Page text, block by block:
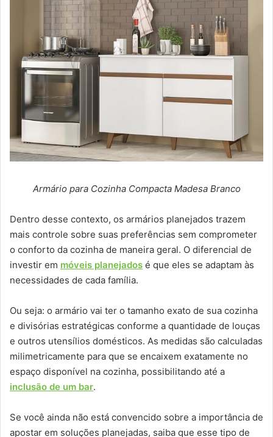
Armário para Cozinha Compacta Madesa Branco
Dentro desse contexto, os armários planejados trazem
mais controle sobre suas preferências sem comprometer
o conforto da cozinha de maneira geral. O diferencial de
investir em móveis planejados é que eles se adaptam às
necessidades de cada família.
Ou seja: o armário vai ter o tamanho exato de sua cozinha
e divisórias estratégicas conforme a quantidade de louças
e outros utensílios domésticos. As medidas são calculadas
milimetricamente para que se encaixem exatamente no
espaço disponível na cozinha, possibilitando até a
inclusão de um bar.
Se você ainda não está convencido sobre a importância de
apostar em soluções planejadas, saiba que esse tipo de